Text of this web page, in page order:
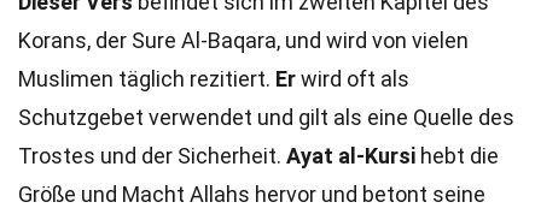
Korans, der Sure Al-Baqara, und wird von vielen
Muslimen täglich rezitiert. Erwird oft als
Schutzgebet verwendet und gilt als eine Quelle des
Trostes und der Sicherheit. Ayat al-Kursi hebt die
Größe und Macht Allahs hervor und betont seine